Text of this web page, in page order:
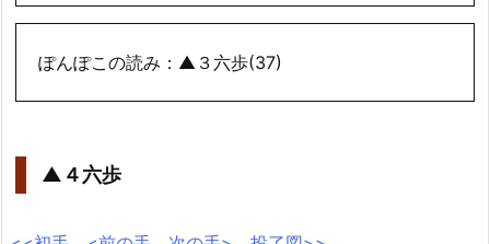
ぽんぽこの読み：▲３六歩(37)
▲４六歩